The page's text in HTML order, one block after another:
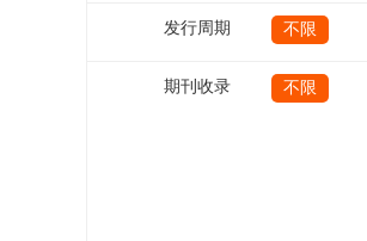
发行周期 不限
期刊收录 不限